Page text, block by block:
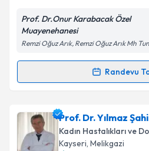
Kişisel verilerimin
Metni'ni okudum ve
kapsamda işlenmesini
Prof. Dr.Onur Karabacak Özel
Muayenehanesi
Remzi Oğuz Arık, Remzi Oğuz Arık Mh
Randevu
Randevu Takvimi Talebi
Prof. Dr. Onur Karabacak
talebi oluşturun. Size bu
için bir takvim
Prof. Dr. Yılmaz
Kadın Hastalıkları ve
Kayseri, Melikgazi